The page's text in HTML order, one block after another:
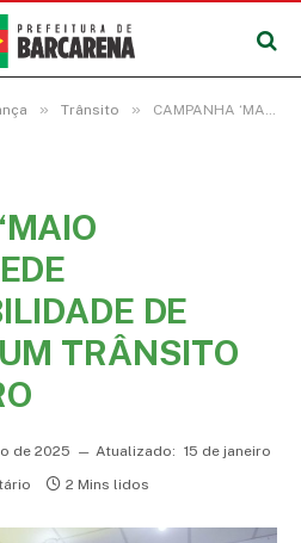
» Trânsito » CAMPANHA ‘MAIO AMARELO’ PEDE RESPONSABILIDADE DE TODOS POR UM TRÂNSITO MAIS SEGURO
DE
TRÂNSITO
de 2025 Atualizado: 15 de janeiro
2 Mins lidos